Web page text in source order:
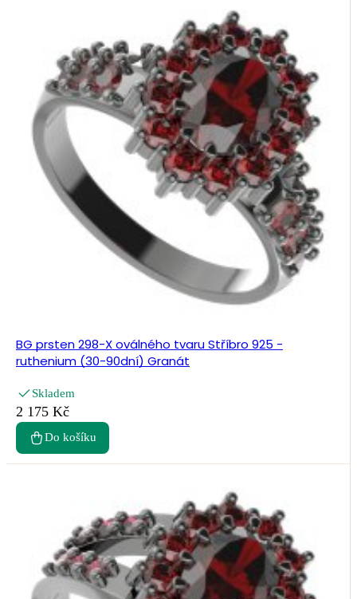
BG prsten 298-X oválného tvaru Stříbro 925 -
ruthenium (30-90dní) Granát
Skladem
2 175 Kč
Do košíku